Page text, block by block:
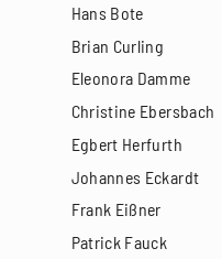
Hans Bote
Brian Curling
Eleonora Damme
Christine Ebersbach
Egbert Herfurth
Johannes Eckardt
Frank Eißner
Patrick Fauck